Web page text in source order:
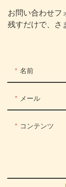
お問い合わせフ
残すだけで、さ
名前
メール
コンテンツ